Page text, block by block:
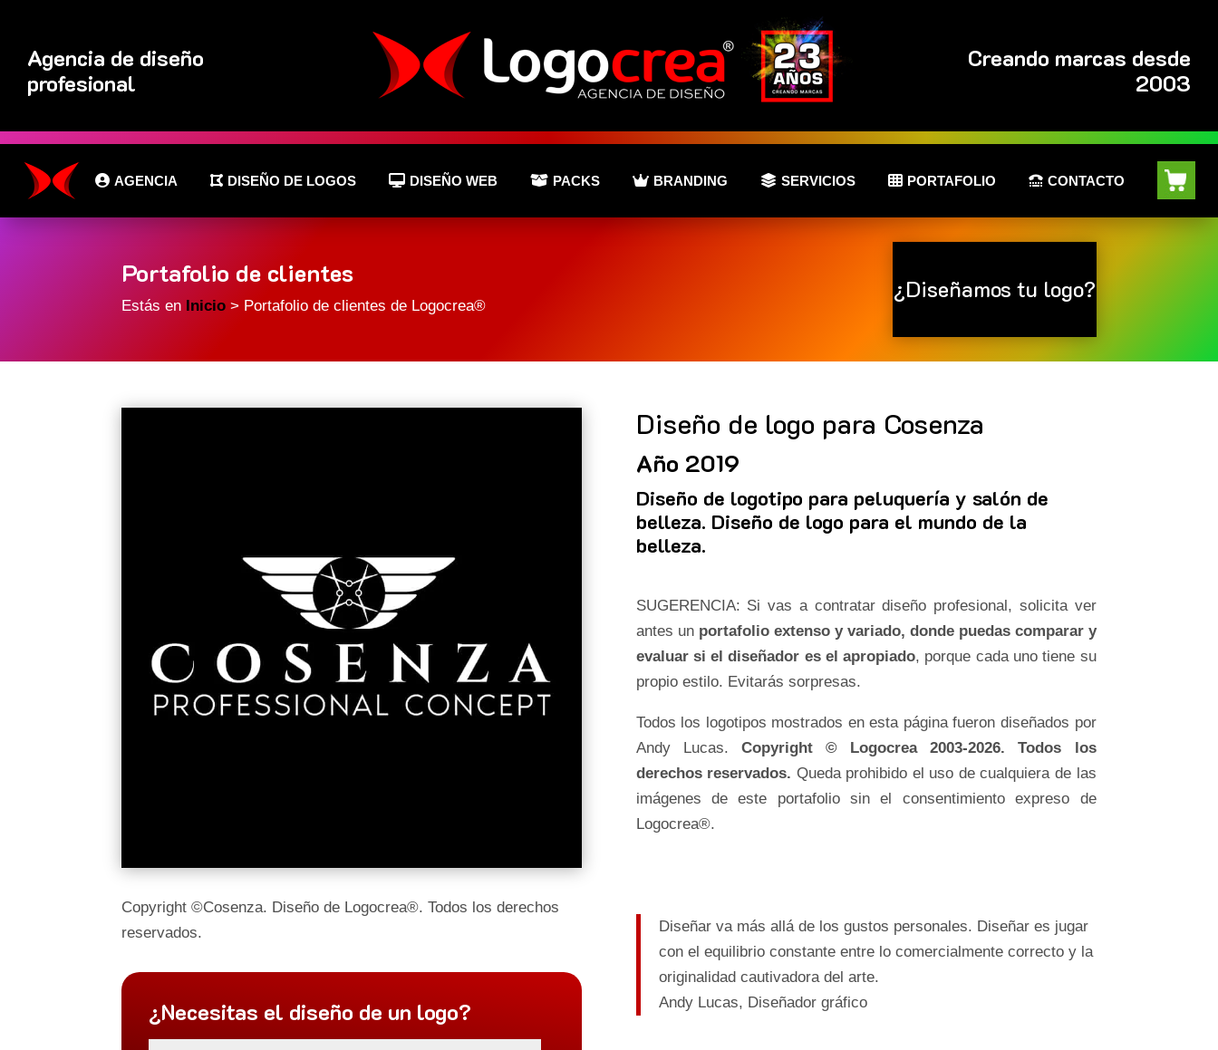
Agencia de diseño
profesional
Creando marcas desde
2003
AGENCIA DISEÑO DE LOGOS DISEÑO WEB PACKS BRANDING SERVICIOS PORTAFOLIO CONTACTO
Portafolio de clientes
Estás en Inicio> Portafolio de clientes de Logocrea®
¿Diseñamos tu logo?
Copyright ©Cosenza. Diseño de Logocrea®. Todos los derechos
reservados.
¿Necesitas el diseño de un logo?
Diseño de logo para Cosenza
Año 2019
Diseño de logotipo para peluquería y salón de
belleza. Diseño de logo para el mundo de la
belleza.
SUGERENCIA: Si vas a contratar diseño profesional, solicita ver
antes un portafolio extenso y variado, donde puedas comparar y
evaluar si el diseñador es el apropiado, porque cada uno tiene su
propio estilo. Evitarás sorpresas.
Todos los logotipos mostrados en esta página fueron diseñados por
Andy Lucas. Copyright © Logocrea 2003-2026. Todos los
derechos reservados. Queda prohibido el uso de cualquiera de las
imágenes de este portafolio sin el consentimiento expreso de
Logocrea®.
Diseñar va más allá de los gustos personales. Diseñar es jugar
con el equilibrio constante entre lo comercialmente correcto y la
originalidad cautivadora del arte.
Andy Lucas, Diseñador gráfico